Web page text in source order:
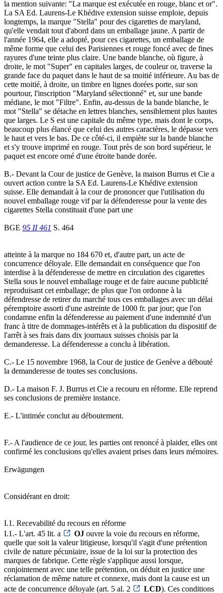
la mention suivante: "La marque est exécutée en rouge, blanc et or".
La SA Ed. Laurens-Le Khédive extension suisse emploie, depuis
longtemps, la marque "Stella" pour des cigarettes de maryland,
qu'elle vendait tout d'abord dans un emballage jaune. A partir de
l'année 1964, elle a adopté, pour ces cigarettes, un emballage de
même forme que celui des Parisiennes et rouge foncé avec de fines
rayures d'une teinte plus claire. Une bande blanche, où figure, à
droite, le mot "Super" en capitales larges, de couleur or, traverse la
grande face du paquet dans le haut de sa moitié inférieure. Au bas de
cette moitié, à droite, un timbre en lignes dorées porte, sur son
pourtour, l'inscription "Maryland sélectionné" et, sur une bande
médiane, le mot "Filtre". Enfin, au-dessus de la bande blanche, le
mot "Stella" se détache en lettres blanches, sensiblement plus hautes
que larges. Le S est une capitale du même type, mais dont le corps,
beaucoup plus élancé que celui des autres caractères, le dépasse vers
le haut et vers le bas. De ce côté-ci, il empiète sur la bande blanche
et s'y trouve imprimé en rouge. Tout près de son bord supérieur, le
paquet est encore orné d'une étroite bande dorée.
B.- Devant la Cour de justice de Genève, la maison Burrus et Cie a
ouvert action contre la SA Ed. Laurens-Le Khédive extension
suisse. Elle demandait à la cour de prononcer que l'utilisation du
nouvel emballage rouge vif par la défenderesse pour la vente des
cigarettes Stella constituait d'une part une
BGE 95 II 461 S. 464
atteinte à la marque no 184 670 et, d'autre part, un acte de
concurrence déloyale. Elle demandait en conséquence que l'on
interdise à la défenderesse de mettre en circulation des cigarettes
Stella sous le nouvel emballage rouge et de faire aucune publicité
reproduisant cet emballage; de plus que l'on ordonne à la
défendresse de retirer du marché tous ces emballages avec un délai
péremptoire assorti d'une astreinte de 1000 fr. par jour; que l'on
condamne enfin la défenderesse au paiement d'une indemnité d'un
franc à titre de dommages-intérêts et à la publication du dispositif de
l'arrêt à ses frais dans dix journaux suisses choisis par la
demanderesse. La défenderesse a conclu à libération.
C.- Le 15 novembre 1968, la Cour de justice de Genève a débouté
la demanderesse de toutes ses conclusions.
D.- La maison F. J. Burrus et Cie a recouru en réforme. Elle reprend
ses conclusions de première instance.
E.- L'intimée conclut au déboutement.
F.- A l'audience de ce jour, les parties ont renoncé à plaider, elles ont
confirmé les conclusions qu'elles avaient prises dans leurs mémoires.
Erwägungen
Considérant en droit:
I.1. Recevabilité du recours en réforme
I.1.- L'art. 45 lit. a
OJ ouvre la voie du recours en réforme,
quelle que soit la valeur litigieuse, lorsqu'il s'agit d'une prétention
civile de nature pécuniaire, issue de la loi sur la protection des
marques de fabrique. Cette règle s'applique aussi lorsque,
conjointement avec une telle prétention, on déduit en justice une
réclamation de même nature et connexe, mais dont la cause est un
acte de concurrence déloyale (art. 5 al. 2
LCD). Ces conditions